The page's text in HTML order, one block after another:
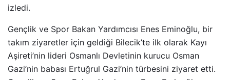
izledi.
Gençlik ve Spor Bakan Yardımcısı Enes Eminoğlu, bir
takım ziyaretler için geldiği Bilecik’te ilk olarak Kayı
Aşireti’nin lideri Osmanlı Devletinin kurucu Osman
Gazi’nin babası Ertuğrul Gazi’nin türbesini ziyaret etti.